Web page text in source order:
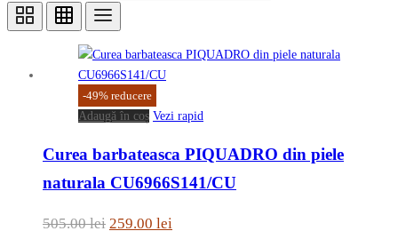
-49% reducere
Adaugă în coș Vezi rapid
Curea barbateasca PIQUADRO din piele
naturala CU6966S141/CU
505.00lei Prețul
259.00 lei